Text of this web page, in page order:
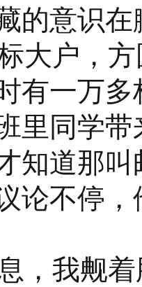
的意识
大户，方
有一万
里同学
知道那
论不停
，我觍着